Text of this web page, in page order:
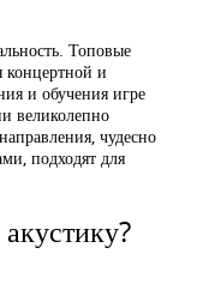
Топовые
концертной и
и обучения игре
великолепно
чудесно
подходят для